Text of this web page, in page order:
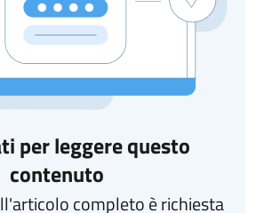
per leggere questo
contenuto
completo è richiesta